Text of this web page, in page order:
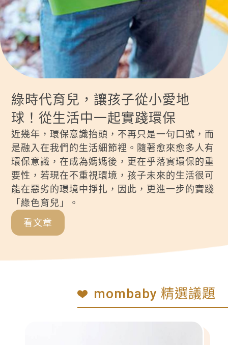
綠時代育兒，讓孩子從小愛地
球！從生活中一起實踐環保
近幾年，環保意識抬頭，不再只是一句口號，而
是融入在我們的生活細節裡。隨著愈來愈多人有
環保意識，在成為媽媽後，更在乎落實環保的重
要性，若現在不重視環境，孩子未來的生活很可
能在惡劣的環境中掙扎，因此，更進一步的實踐
「綠色育兒」。
看文章
mombaby 精選議題